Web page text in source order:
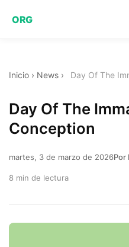
ORG
Inicio › News › Day Of The
Day Of The
Conception
martes, 3 de marzo de 2026Por
8 min de lectura